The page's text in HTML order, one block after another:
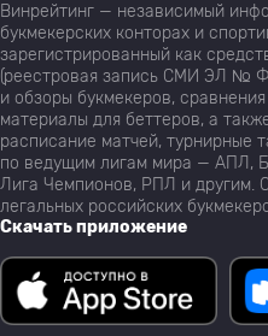
Винрейтинг — независимый
букмекерских конторах и
зарегистрированный как
(реестровая запись СМИ ЭЛ №
и обзоры букмекеров,
материалы для беттеров, а
расписание матчей, турнирные
по ведущим лигам мира — АПЛ,
Лига Чемпионов, РПЛ и другим.
легальных российских
Скачать приложение